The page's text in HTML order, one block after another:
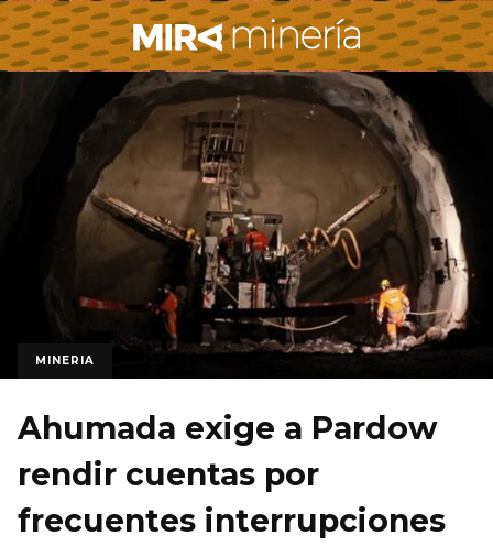
MINERIA
Ahumada exige a Pardow
rendir cuentas por
frecuentes interrupciones